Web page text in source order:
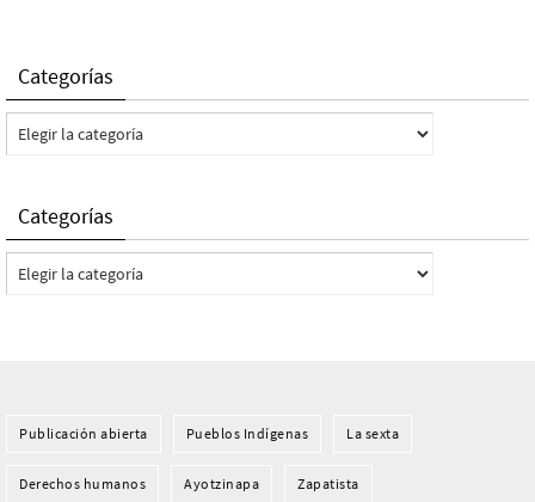
Categorías
Categorías
Categorías
Categorías
Publicación abierta Pueblos Indí­genas La sexta
Derechos humanos Ayotzinapa Zapatista